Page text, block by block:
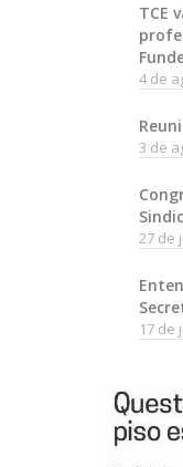
TCE
4 de
3 de
27 de
17 de